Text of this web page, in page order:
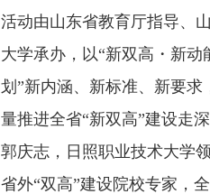
活动由山东省教育厅指导、
大学承办，以“新双高・新
划”新内涵、新标准、新要
量推进全省“新双高”建设走
郭庆志，日照职业技术大学
省外“双高”建设院校专家，